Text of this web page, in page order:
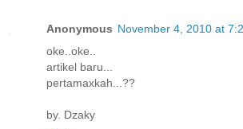
Anonymous November 4, 2010 at
oke..oke..
artikel baru...
pertamaxkah...??
by. Dzaky